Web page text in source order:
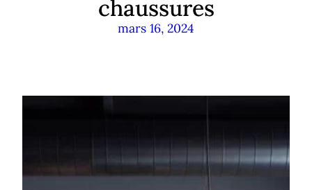
chaussures
mars 16, 2024